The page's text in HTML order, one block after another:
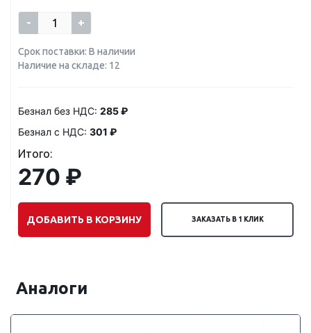
- +
Срок поставки: В наличии
Наличие на складе: 12
Безнал без НДС: 285 ₽
Безнал с НДС: 301 ₽
Итого:
270 ₽
ДОБАВИТЬ В КОРЗИНУ ЗАКАЗАТЬ В 1 КЛИК
Аналоги